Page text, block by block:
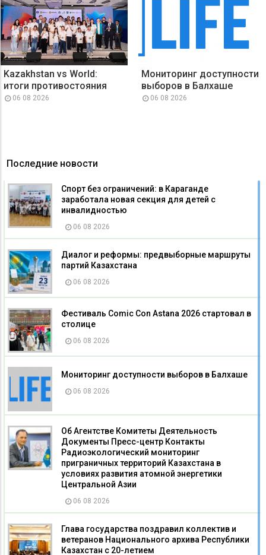
Kazakhstan vs World:
итоги противостояния
06 08 2026
Мониторинг доступности
выборов в Балхаше
06 08 2026
Последние новости
Спорт без ограничений: в Караганде
заработала новая секция для детей с
инвалидностью
06 08 2026
Диалог и реформы: предвыборные маршруты
партий Казахстана
06 08 2026
Фестиваль Comic Con Astana 2026 стартовал в
столице
06 08 2026
Мониторинг доступности выборов в Балхаше
06 08 2026
Об Агентстве Комитеты Деятельность
Документы Пресс-центр Контакты
Радиоэкологический мониторинг
приграничных территорий Казахстана в
условиях развития атомной энергетики
Центральной Азии
06 08 2026
Глава государства поздравил коллектив и
ветеранов Национального архива Республики
Казахстан с 20-летием